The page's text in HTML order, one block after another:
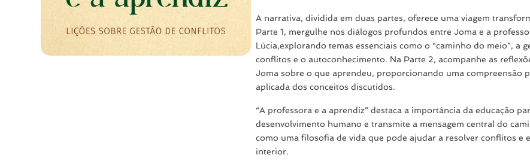
A narrativa, dividida em duas partes, oferece uma viagem
Parte 1, mergulhe nos diálogos profundos entre Joma e a
Lúcia,explorando temas essenciais como o “caminho do meio”, a
conflitos e o autoconhecimento. Na Parte 2, acompanhe as
Joma sobre o que aprendeu, proporcionando uma compreensão
aplicada dos conceitos discutidos.
“A professora e a aprendiz” destaca a importância da educação
desenvolvimento humano e transmite a mensagem central do
como uma filosofia de vida que pode ajudar a resolver conflitos e
interior.